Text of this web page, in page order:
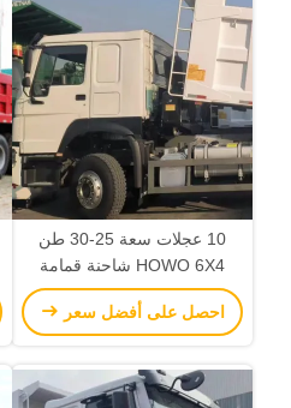
10 عجلات سعة 25-30 طن
HOWO 6X4 شاحنة قمامة
ناقلة وقود 300L
5600X2300X1500 الإطارات
الاحتياطية قابلة للتخصيص يسارًا
و يمينًا القيادة
احصل على أفضل سعر